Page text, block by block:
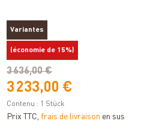
Variantes
(économie de 15%)
%
3 636,00 €
3 233,00 €
Contenu : 1 Stück
Prix TTC, frais de livraison en sus